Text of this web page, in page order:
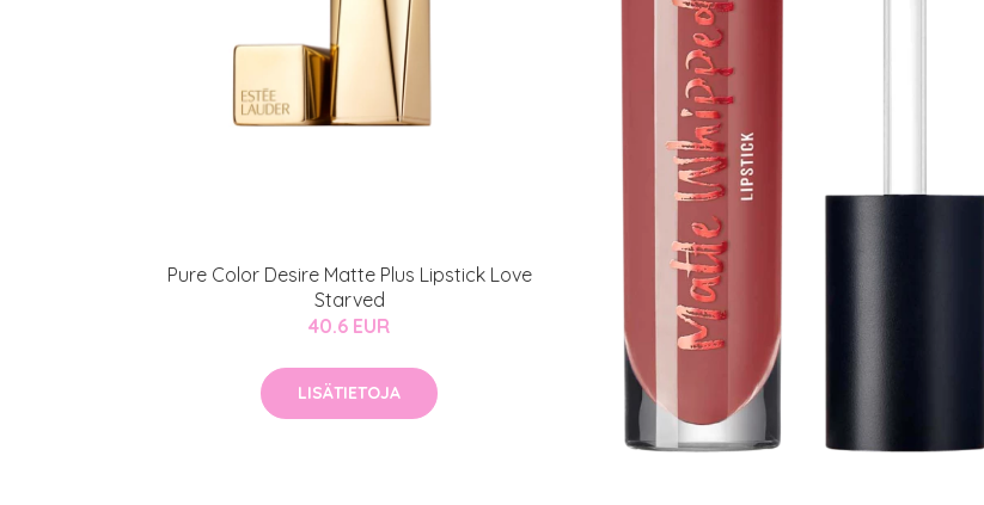
Pure Color Desire Matte Plus Lipstick Love
Starved
40.6 EUR
LISÄTIETOJA